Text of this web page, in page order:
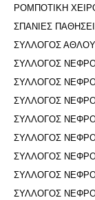
ΡΟΜΠΟΤΙΚΗ
ΣΠΑΝΙΕΣ
ΣΥΛΛΟΓΟΣ
ΣΥΛΛΟΓΟΣ
ΣΥΛΛΟΓΟΣ
ΣΥΛΛΟΓΟΣ
ΣΥΛΛΟΓΟΣ
ΣΥΛΛΟΓΟΣ
ΣΥΛΛΟΓΟΣ
ΣΥΛΛΟΓΟΣ
ΣΥΛΛΟΓΟΣ